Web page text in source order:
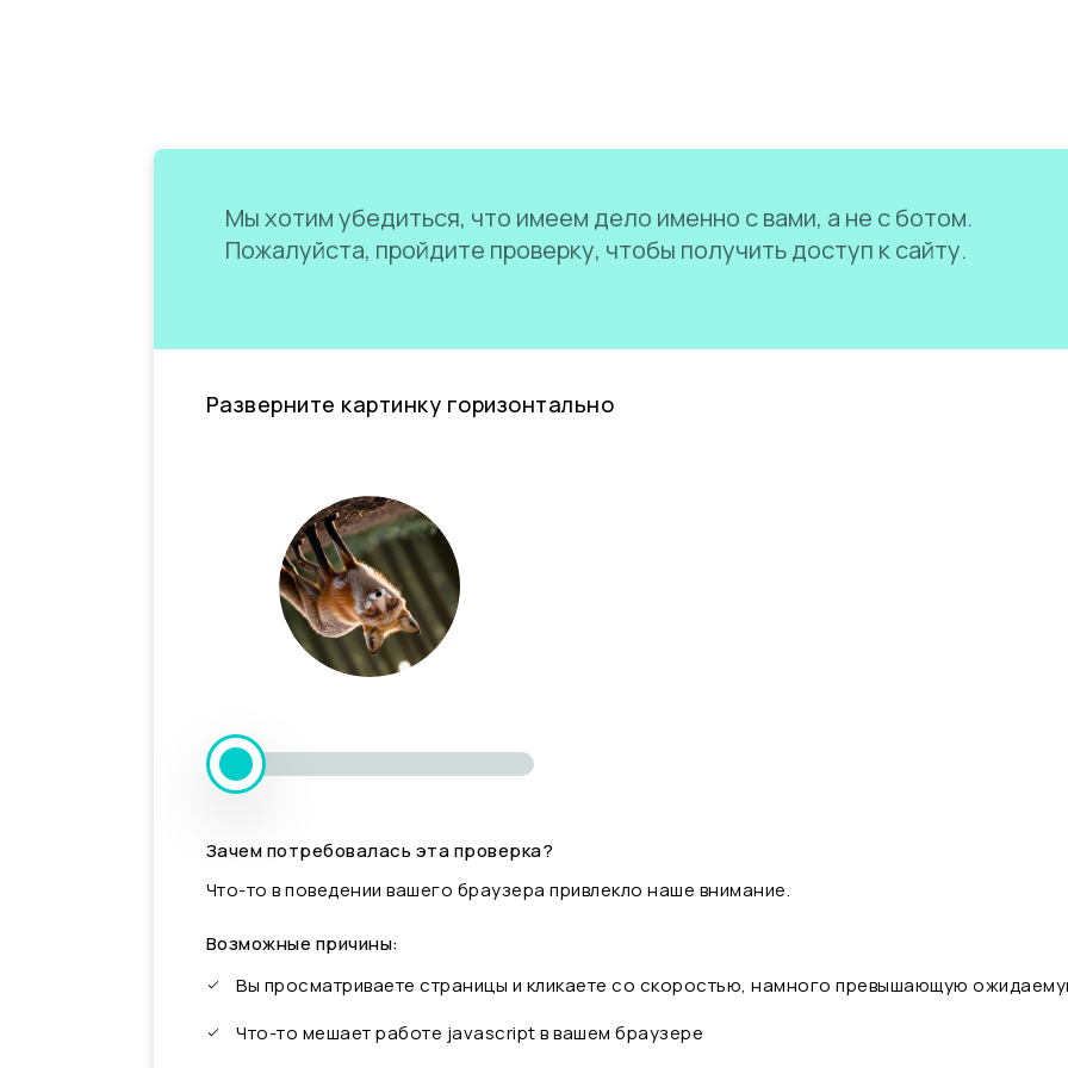
Мы хотим убедиться, что имеем дело именно с вами, а не с ботом.
Пожалуйста, пройдите проверку, чтобы получить доступ к сайту.
Разверните картинку горизонтально
Зачем потребовалась эта проверка?
Что-то в поведении вашего браузера привлекло наше внимание.
Возможные причины:
Вы просматриваете страницы и кликаете со скоростью, намного превышающую
Что-то мешает работе javascript в вашем браузере